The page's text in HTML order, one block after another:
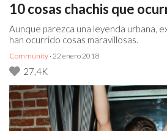
10 cosas chachis que
Aunque parezca una leyenda urbana,
han ocurrido cosas maravillosas.
Community · 22 enero 2018
27,4K